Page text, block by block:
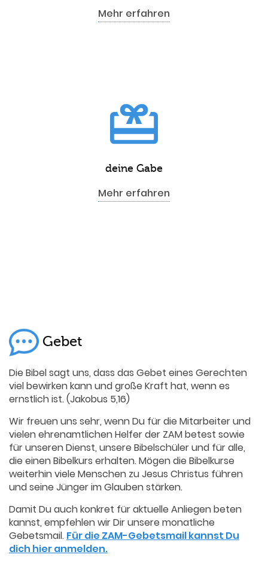
Mehr erfahren
deine Gabe
Mehr erfahren
Gebet
Die Bibel sagt uns, dass das Gebet eines Gerechten
viel bewirken kann und große Kraft hat, wenn es
ernstlich ist. (Jakobus 5,16)
Wir freuen uns sehr, wenn Du für die Mitarbeiter und
vielen ehrenamtlichen Helfer der ZAM betest sowie
für unseren Dienst, unsere Bibelschüler und für alle,
die einen Bibelkurs erhalten. Mögen die Bibelkurse
weiterhin viele Menschen zu Jesus Christus führen
und seine Jünger im Glauben stärken.
Damit Du auch konkret für aktuelle Anliegen beten
kannst, empfehlen wir Dir unsere monatliche
Gebetsmail. Für die ZAM-Gebetsmail kannst Du
dich hier anmelden.